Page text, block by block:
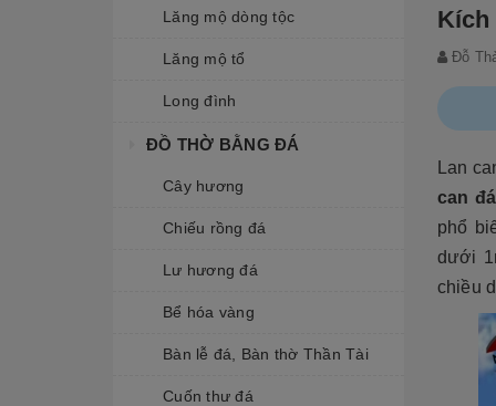
Lăng mộ dòng tộc
Lăng mộ tổ
Long đình
ĐỒ THỜ BẰNG ĐÁ
Cây hương
Chiếu rồng đá
Lư hương đá
Bể hóa vàng
Bàn lễ đá, Bàn thờ Thần Tài
Cuốn thư đá
Kích
Đỗ
Lan
can
phổ
dưới
chiều